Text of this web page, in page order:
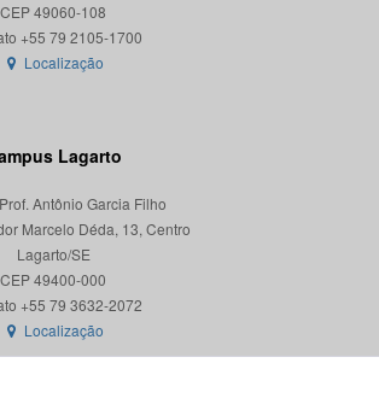
CEP 49060-108
Localização
Lagarto
Antônio Garcia Filho
Marcelo Déda, 13, Centro
Lagarto/SE
CEP 49400-000
Localização